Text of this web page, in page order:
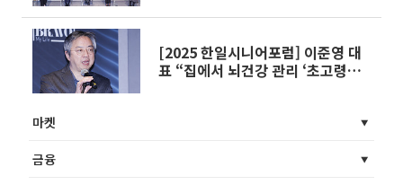
[2025 한일시니어포럼] 이준영 대
표 “집에서 뇌건강 관리 ‘초고령사
마켓
금융